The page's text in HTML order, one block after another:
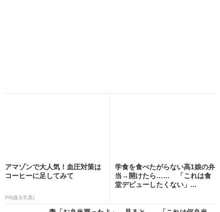
アマゾンで大人気！血圧対策は
コーヒーに足してみて
PR(森永乳業)
学食を食べたがらない高1娘の弁
当→開けたら…… 「これは食
堂デビューしたくない」...